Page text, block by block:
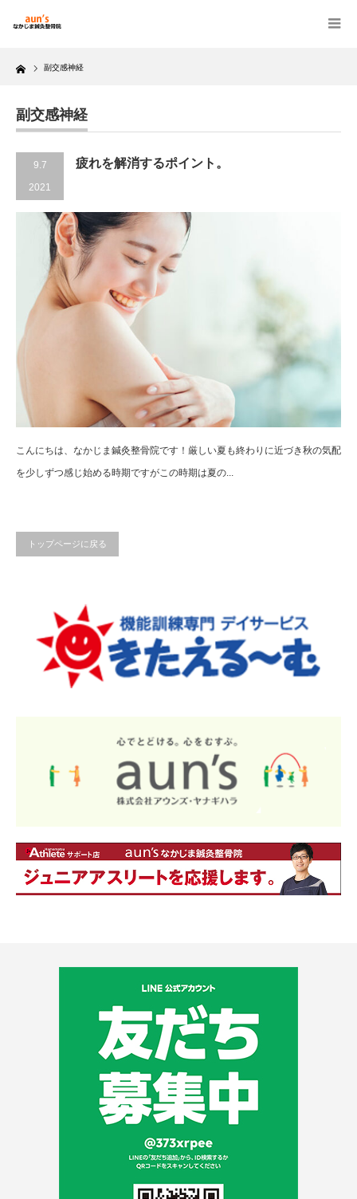
Home 副交感神経
副交感神経
9.7
2021
疲れを解消するポイント。
こんにちは、なかじま鍼灸整骨院です！厳しい夏も終わりに近づき秋の気配
を少しずつ感じ始める時期ですがこの時期は夏の...
トップページに戻る